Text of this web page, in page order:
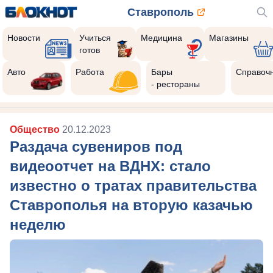
Ставрополь
Новости
Учиться
готов
Медицина Магазины
Авто Работа
Бары
- рестораны
Общество 20.12.2023
Раздача сувениров под
видеоотчет на ВДНХ: стало
известно о тратах правительства
Ставрополья на вторую казачью
неделю